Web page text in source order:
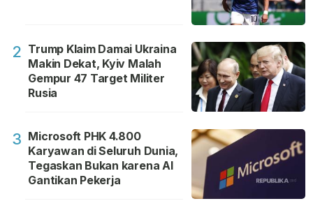
2 Trump Klaim Damai Ukraina
Makin Dekat, Kyiv Malah
Gempur 47 Target Militer
Rusia
3 Microsoft PHK 4.800
Karyawan di Seluruh Dunia,
Tegaskan Bukan karena AI
Gantikan Pekerja